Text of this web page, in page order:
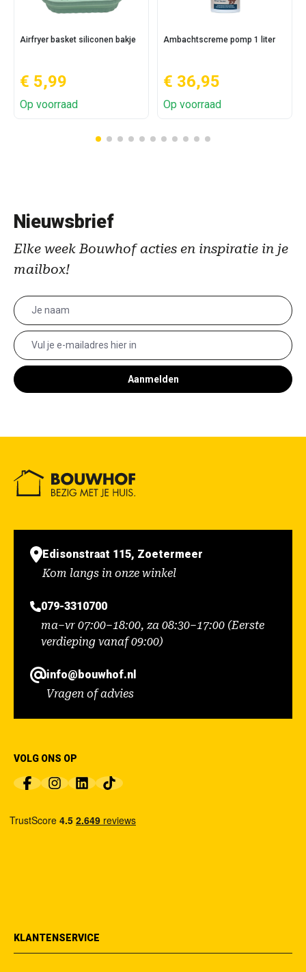
Airfryer basket siliconen bakje
€ 5,99
Op voorraad
Ambachtscreme pomp 1 liter
€ 36,95
Op voorraad
Nieuwsbrief
Elke week Bouwhof acties en inspiratie in je
mailbox!
Aanmelden
Edisonstraat 115, Zoetermeer
Kom langs in onze winkel
079-3310700
ma–vr 07:00–18:00, za 08:30–17:00 (Eerste
verdieping vanaf 09:00)
info@bouwhof.nl
Vragen of advies
VOLG ONS OP
KLANTENSERVICE